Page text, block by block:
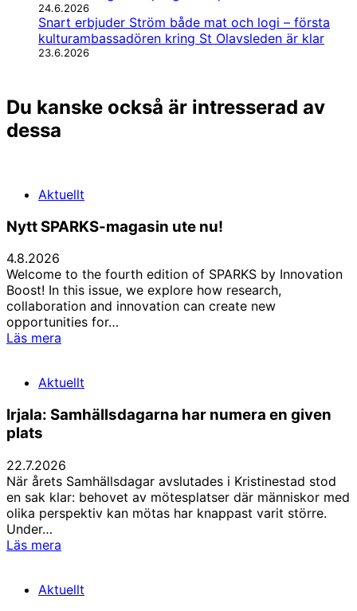
24.6.2026
Snart erbjuder Ström både mat och logi – första
kulturambassadören kring St Olavsleden är klar
23.6.2026
Du kanske också är intresserad av
dessa
Aktuellt
Nytt SPARKS-magasin ute nu!
4.8.2026
Welcome to the fourth edition of SPARKS by Innovation
Boost! In this issue, we explore how research,
collaboration and innovation can create new
opportunities for…
Läs mera
ute
Aktuellt
Irjala: Samhällsdagarna har numera en given
plats
22.7.2026
När årets Samhällsdagar avslutades i Kristinestad stod
en sak klar: behovet av mötesplatser där människor med
olika perspektiv kan mötas har knappast varit större.
Under…
Läs mera
numera
Aktuellt